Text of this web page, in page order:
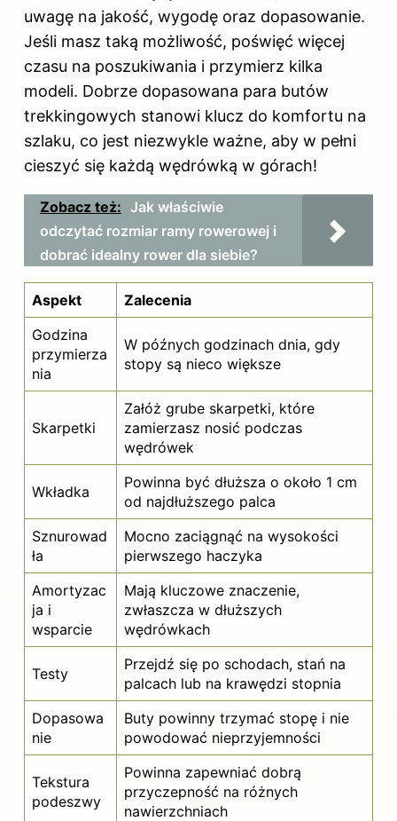
uwagę na jakość, wygodę oraz dopasowanie.
Jeśli masz taką możliwość, poświęć więcej
czasu na poszukiwania i przymierz kilka
modeli. Dobrze dopasowana para butów
trekkingowych stanowi klucz do komfortu na
szlaku, co jest niezwykle ważne, aby w pełni
cieszyć się każdą wędrówką w górach!
Zobacz też: Jak właściwie
odczytać rozmiar ramy rowerowej i
dobrać idealny rower dla siebie?
Aspekt
Zalecenia
Godzina
przymierza
nia
W późnych godzinach dnia, gdy
stopy są nieco większe
Skarpetki
Załóż grube skarpetki, które
zamierzasz nosić podczas
wędrówek
Wkładka
Powinna być dłuższa o około 1 cm
od najdłuższego palca
Sznurowad
ła
Mocno zaciągnąć na wysokości
pierwszego haczyka
Amortyzac
ja i
wsparcie
Mają kluczowe znaczenie,
zwłaszcza w dłuższych
wędrówkach
Testy
Przejdź się po schodach, stań na
palcach lub na krawędzi stopnia
Dopasowa
nie
Buty powinny trzymać stopę i nie
powodować nieprzyjemności
Tekstura
podeszwy
Powinna zapewniać dobrą
przyczepność na różnych
nawierzchniach